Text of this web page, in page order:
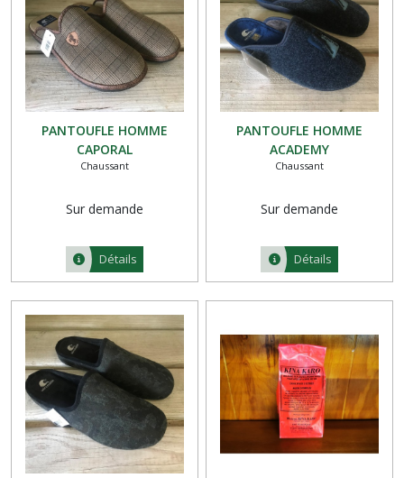
PANTOUFLE HOMME
CAPORAL
Chaussant
Sur demande
Détails
PANTOUFLE HOMME
ACADEMY
Chaussant
Sur demande
Détails